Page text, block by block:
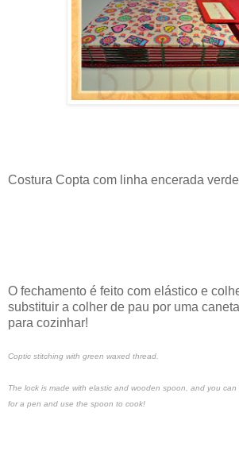
Costura Copta com linha encerada
O fechamento é feito com elástico e
substituir a colher de pau por uma
para cozinhar!
Coptic stitching with green waxed thread.
The lock is made with elastic and wooden spoon, and you
for a pen and use the spoon to cook!